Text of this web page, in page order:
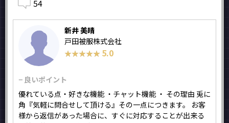
54
新井 美晴
戸田被服株式会社
★★★★★
★★★★★ 5.0
− 良いポイント
優れている点・好きな機能 ・チャット機能 ・ その理由 兎に
角『気軽に問合せして頂ける』その一点につきます。 お客
様から返信があった場合に、すぐに対応することが出来る